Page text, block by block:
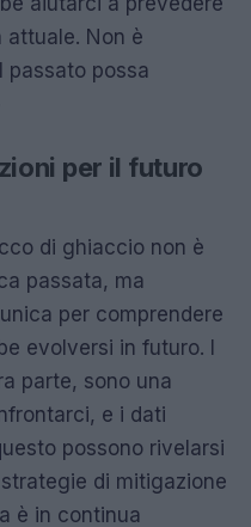
attuale. Non è
passato possa
per il futuro
di ghiaccio non è
passata, ma
per comprendere
evolversi in futuro. I
parte, sono una
e i dati
possono rivelarsi
di mitigazione
è in continua